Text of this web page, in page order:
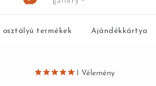
osztályú termékek Ajándékkártya
Vélemény